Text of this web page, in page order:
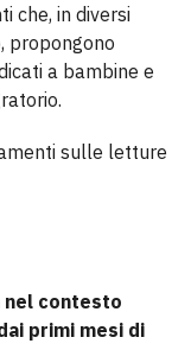
che, in diversi
propongono
a bambine e
sulle letture
nel contesto
primi mesi di